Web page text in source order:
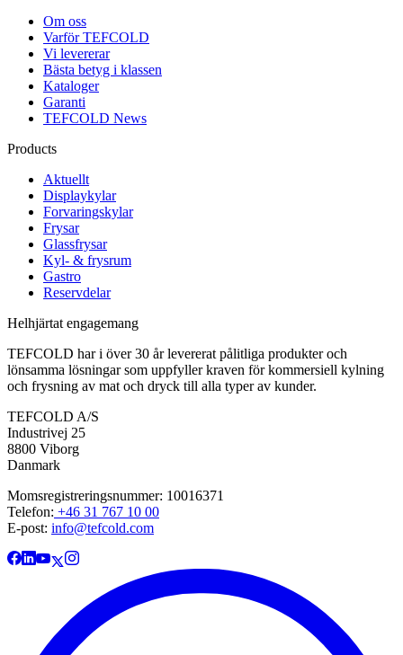
Om oss
Varför TEFCOLD
Vi levererar
Bästa betyg i klassen
Kataloger
Garanti
TEFCOLD News
Products
Aktuellt
Displaykylar
Forvaringskylar
Frysar
Glassfrysar
Kyl- & frysrum
Gastro
Reservdelar
Helhjärtat engagemang
TEFCOLD har i över 30 år levererat pålitliga produkter och
lönsamma lösningar som uppfyller kraven för kommersiell kylning
och frysning av mat och dryck till alla typer av kunder.
TEFCOLD A/S
Industrivej 25
8800 Viborg
Danmark
Momsregistreringsnummer: 10016371
Telefon: +46 31 767 10 00
E-post: info@tefcold.com